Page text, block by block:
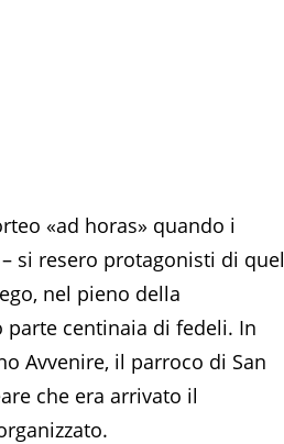
«ad horas» quando i
si resero protagonisti di quel
nel pieno della
centinaia di fedeli. In
Avvenire, il parroco di San
che era arrivato il